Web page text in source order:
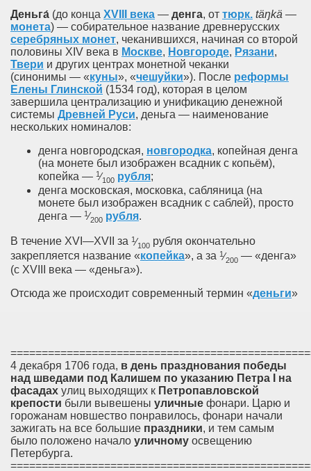
Деньга́ (до конца XVIII века — денга, от тюрк. täŋkä —
монета) — собирательное название древнерусских
серебряных монет, чеканившихся, начиная со второй
половины XIV века в Москве, Новгороде, Рязани,
Твери и других центрах монетной чеканки
(синонимы — «куны», «чешуйки»). После реформы
Елены Глинской (1534 год), которая в целом
завершила централизацию и унификацию денежной
системы Древней Руси, деньга — наименование
нескольких номиналов:
денга новгородская, новгородка, копейная денга
(на монете был изображен всадник с копьём),
копейка — 1⁄100 рубля;
денга московская, московка, сабляница (на
монете был изображен всадник с саблей), просто
денга — 1⁄200 рубля.
В течение XVI—XVII за 1⁄100 рубля окончательно
закрепляется название «копейка», а за 1⁄200 — «денга»
(с XVIII века — «деньга»).
Отсюда же происходит современный термин «деньги»
4 декабря 1706 года, в день празднования победы
над шведами под Калишем по указанию Петра
на
фасадах улиц выходящих к Петропавловской
крепости были вывешены уличные фонари. Царю и
горожанам новшество понравилось, фонари начали
зажигать на все большие праздники, и тем самым
было положено начало уличному освещению
Петербурга.